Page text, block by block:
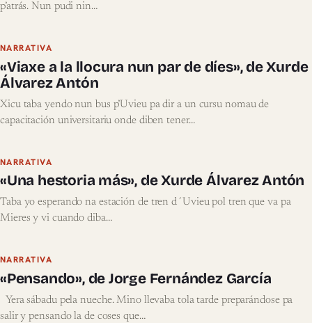
p’atrás. Nun pudi nin…
NARRATIVA
«Viaxe a la llocura nun par de díes», de Xurde
Álvarez Antón
Xicu taba yendo nun bus p’Uvieu pa dir a un cursu nomau de
capacitación universitariu onde diben tener…
NARRATIVA
«Una hestoria más», de Xurde Álvarez Antón
Taba yo esperando na estación de tren d´Uvieu pol tren que va pa
Mieres y vi cuando diba…
NARRATIVA
«Pensando», de Jorge Fernández García
Yera sábadu pela nueche. Mino llevaba tola tarde preparándose pa
salir y pensando la de coses que…